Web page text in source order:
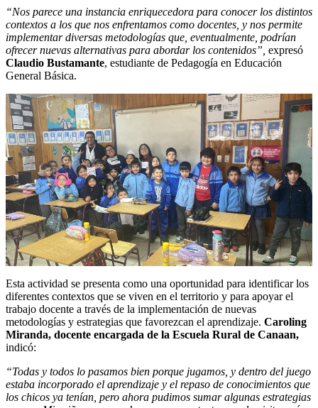
“Nos parece una instancia enriquecedora para conocer los distintos
contextos a los que nos enfrentamos como docentes, y nos permite
implementar diversas metodologías que, eventualmente, podrían
ofrecer nuevas alternativas para abordar los contenidos”, expresó
Claudio Bustamante, estudiante de Pedagogía en Educación
General Básica.
Esta actividad se presenta como una oportunidad para identificar los
diferentes contextos que se viven en el territorio y para apoyar el
trabajo docente a través de la implementación de nuevas
metodologías y estrategias que favorezcan el aprendizaje. Caroling
Miranda, docente encargada de la Escuela Rural de Canaan,
indicó:
“Todas y todos lo pasamos bien porque jugamos, y dentro del juego
estaba incorporado el aprendizaje y el repaso de conocimientos que
los chicos ya tenían, pero ahora pudimos sumar algunas estrategias